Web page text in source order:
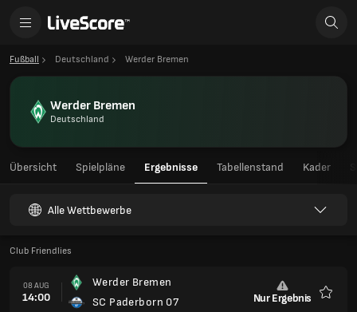
Fußball Deutschland Werder Bremen
Werder Bremen
Deutschland
Übersicht Spielpläne Ergebnisse Tabellenstand Kader
Alle Wettbewerbe
Club Friendlies
08 AUG
14:00
Werder Bremen
SC Paderborn 07
Nur Ergebnis